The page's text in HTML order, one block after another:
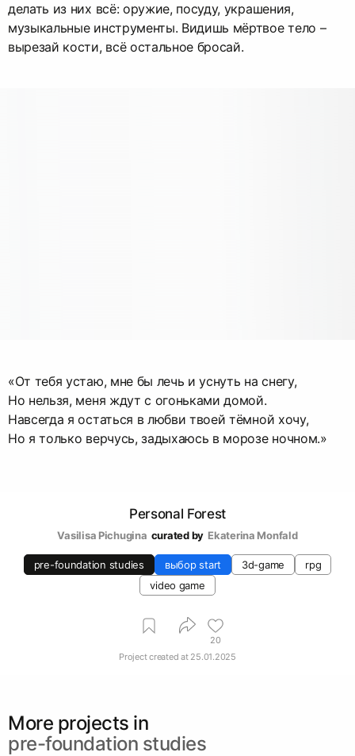
делать из них всё: оружие, посуду, украшения,
музыкальные инструменты. Видишь мёртвое тело –
вырезай кости, всё остальное бросай.
«От тебя устаю, мне бы лечь и уснуть на снегу,
Но нельзя, меня ждут с огоньками домой.
Навсегда я остаться в любви твоей тёмной хочу,
Но я только верчусь, задыхаюсь в морозе ночном.»
Personal Forest
Vasilisa Pichugina curated by Ekaterina Monfald
pre-foundation studies выбор start 3d-game
rpg
video game
20
Project created at 25.01.2025
More projects in
pre-foundation studies